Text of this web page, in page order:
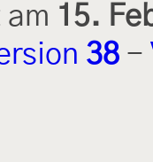
15.
38 -